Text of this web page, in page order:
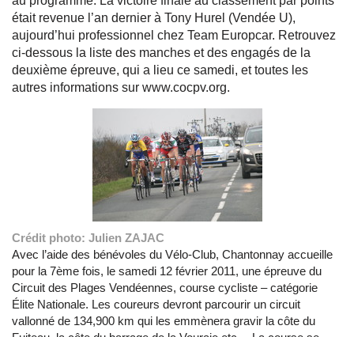
était revenue l’an dernier à Tony Hurel (Vendée U),
aujourd’hui professionnel chez Team Europcar. Retrouvez
ci-dessous la liste des manches et des engagés de la
deuxième épreuve, qui a lieu ce samedi, et toutes les
autres informations sur www.cocpv.org.
Crédit photo: Julien ZAJAC
Avec l’aide des bénévoles du Vélo-Club, Chantonnay accueille
pour la 7ème fois, le samedi 12 février 2011, une épreuve du
Circuit des Plages Vendéennes, course cycliste – catégorie
Élite Nationale. Les coureurs devront parcourir un circuit
vallonné de 134,900 km qui les emmènera gravir la côte du